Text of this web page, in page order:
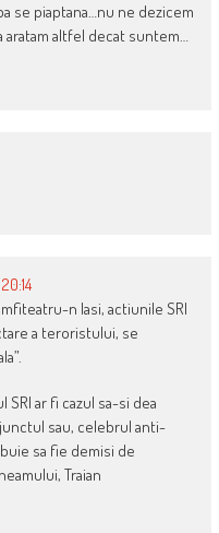
se piaptana…nu ne dezicem
aratam altfel decat suntem…
n Iasi, actiunile SRI
a teroristului, se
SRI ar fi cazul sa-si dea
sau, celebrul anti-
sa fie demisi de
Traian